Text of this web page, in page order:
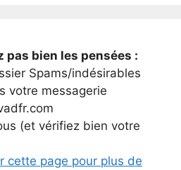
pas bien les pensées :
Spams/indésirables
votre messagerie
(et vérifiez bien votre
cette page pour plus de